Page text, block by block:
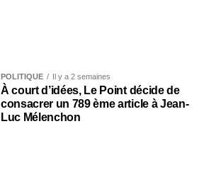
POLITIQUE Il y a 2 semaines
À court d’idées, Le Point décide de
consacrer un 789 ème article à Jean-
Luc Mélenchon